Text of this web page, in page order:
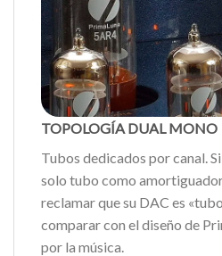
TOPOLOGÍA DUAL MONO
Tubos dedicados por canal.
solo tubo como
reclamar que su DAC es
comparar con el diseño de
por la música.